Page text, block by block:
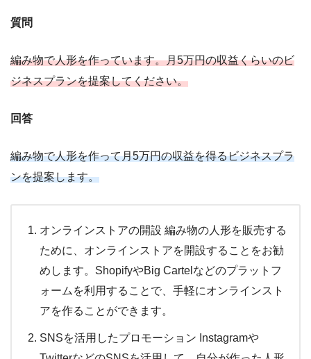
質問
編み物で人形を作っています。月5万円の収益くらいのビ
ジネスプランを提案してください。
回答
編み物で人形を作って月5万円の収益を得るビジネスプラ
ンを提案します。
オンラインストアの開設 編み物の人形を販売する
ために、オンラインストアを開設することをお勧
めします。ShopifyやBig Cartelなどのプラットフ
ォームを利用することで、手軽にオンラインスト
アを作ることができます。
SNSを活用したプロモーション Instagramや